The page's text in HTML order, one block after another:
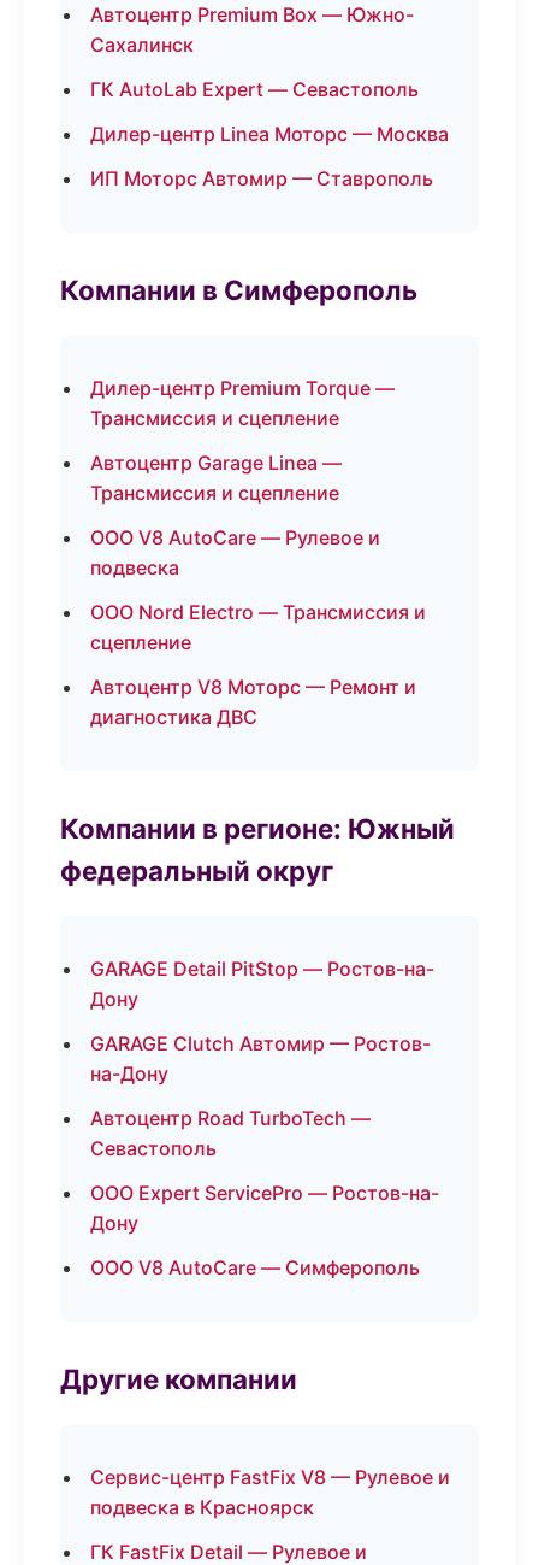
Автоцентр Premium Box — Южно-
Сахалинск
ГК AutoLab Expert — Севастополь
Дилер-центр Linea Моторс — Москва
ИП Моторс Автомир — Ставрополь
Компании в Симферополь
Дилер-центр Premium Torque —
Трансмиссия и сцепление
Автоцентр Garage Linea —
Трансмиссия и сцепление
ООО V8 AutoCare — Рулевое и
подвеска
ООО Nord Electro — Трансмиссия и
сцепление
Автоцентр V8 Моторс — Ремонт и
диагностика ДВС
Компании в регионе: Южный
федеральный округ
GARAGE Detail PitStop — Ростов-на-
Дону
GARAGE Clutch Автомир — Ростов-
на-Дону
Автоцентр Road TurboTech —
Севастополь
ООО Expert ServicePro — Ростов-на-
Дону
ООО V8 AutoCare — Симферополь
Другие компании
Сервис-центр FastFix V8 — Рулевое и
подвеска в Красноярск
ГК FastFix Detail — Рулевое и